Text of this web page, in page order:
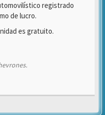
registrado
de lucro.
es gratuito.